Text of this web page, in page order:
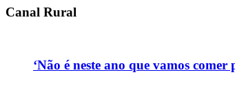
Canal Rural
‘Não é neste ano que vamos